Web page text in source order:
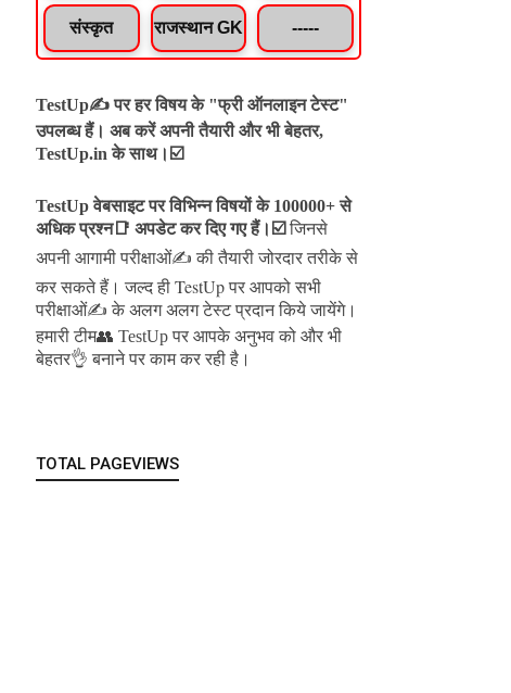
संस्कृत राजस्थान GK -----
TestUp✍️ पर हर विषय के "फ्री ऑनलाइन टेस्ट"
उपलब्ध हैं। अब करें अपनी तैयारी और भी बेहतर,
TestUp.in के साथ।☑️
TestUp वेबसाइट पर विभिन्न विषयों के 100000+ से
अधिक प्रश्न📑 अपडेट कर दिए गए हैं। ☑️ जिनसे
अपनी आगामी परीक्षाओं✍️ की तैयारी जोरदार तरीके से
कर सकते हैं।जल्द ही TestUp पर आपको सभी
परीक्षाओं✍️ के अलग अलग टेस्ट प्रदान किये जायेंगे।
हमारी टीम👥 TestUp पर आपके अनुभव को और भी
बेहतर👌 बनाने पर काम कर रही है।
TOTAL PAGEVIEWS